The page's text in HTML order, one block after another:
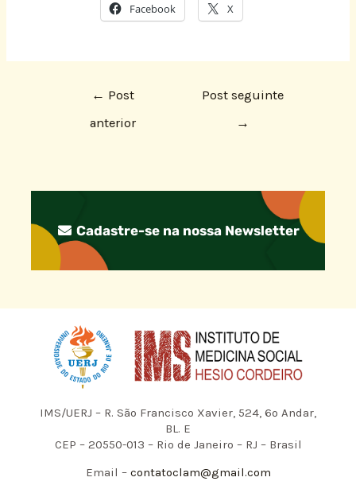
Facebook X
← Post
anterior
Post seguinte
→
Cadastre-se na nossa Newsletter
IMS/UERJ – R. São Francisco Xavier, 524, 6º Andar,
BL. E
CEP – 20550-013 – Rio de Janeiro – RJ – Brasil
Email –contatoclam@gmail.com